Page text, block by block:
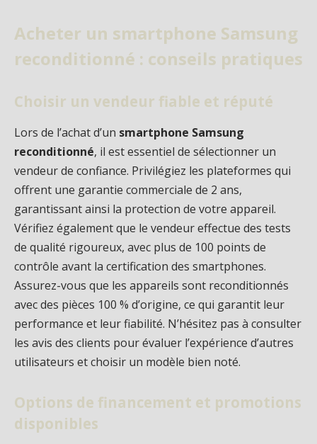
Acheter un smartphone Samsung
reconditionné : conseils pratiques
Choisir un vendeur fiable et réputé
Lors de l’achat d’un smartphone Samsung
reconditionné, il est essentiel de sélectionner un
vendeur de confiance. Privilégiez les plateformes qui
offrent une garantie commerciale de 2 ans,
garantissant ainsi la protection de votre appareil.
Vérifiez également que le vendeur effectue des tests
de qualité rigoureux, avec plus de 100 points de
contrôle avant la certification des smartphones.
Assurez-vous que les appareils sont reconditionnés
avec des pièces 100 % d’origine, ce qui garantit leur
performance et leur fiabilité. N’hésitez pas à consulter
les avis des clients pour évaluer l’expérience d’autres
utilisateurs et choisir un modèle bien noté.
Options de financement et promotions
disponibles